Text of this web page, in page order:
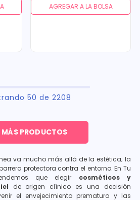
AGREGAR A LA BOLSA
50 de 2208
va mucho más allá de la estética; la
protectora contra el entorno. En Tu
que elegir cosméticos y
de origen clínico es una decisión
el envejecimiento prematuro y las